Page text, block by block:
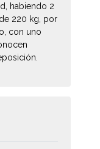
habiendo 2
220 kg, por
con uno